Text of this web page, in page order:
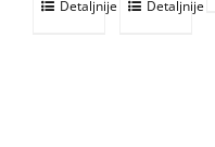
Detaljnije Detaljnije